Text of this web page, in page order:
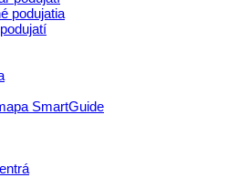
podujatia
SmartGuide